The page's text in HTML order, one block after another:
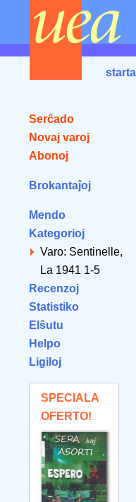
Serĉado
Novaj varoj
Abonoj
Brokantaĵoj
Mendo
Kategorioj
Varo: Sentinelle,
La 1941 1-5
Recenzoj
Statistiko
Elŝutu
Helpo
Ligiloj
SPECIALA
OFERTO!